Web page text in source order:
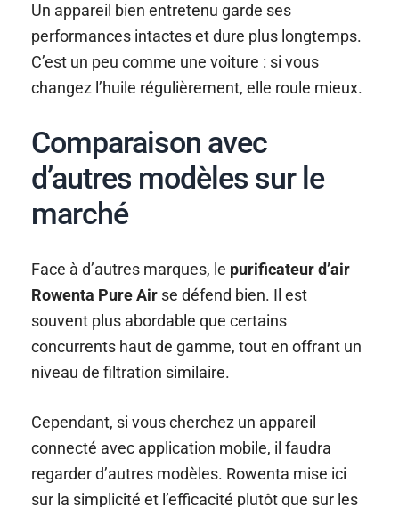
Un appareil bien entretenu garde ses
performances intactes et dure plus longtemps.
C’est un peu comme une voiture : si vous
changez l’huile régulièrement, elle roule mieux.
Comparaison avec
d’autres modèles sur le
marché
Face à d’autres marques, le purificateur d’air
Rowenta Pure Air se défend bien. Il est
souvent plus abordable que certains
concurrents haut de gamme, tout en offrant un
niveau de filtration similaire.
Cependant, si vous cherchez un appareil
connecté avec application mobile, il faudra
regarder d’autres modèles. Rowenta mise ici
sur la simplicité et l’efficacité plutôt que sur les